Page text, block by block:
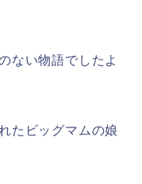
ない物語でしたよ
たビッグマムの娘